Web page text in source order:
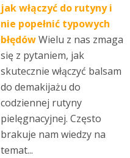
jak włączyć do rutyny i
nie popełnić typowych
błędówWielu z nas zmaga
się z pytaniem, jak
skutecznie włączyć balsam
do demakijażu do
codziennej rutyny
pielęgnacyjnej. Często
brakuje nam wiedzy na
temat...